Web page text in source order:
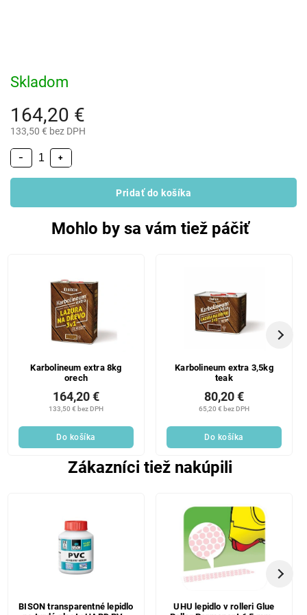
164,20 €
133,50 € bez DPH
Skladom
+
−
Pridať do košíka
Mohlo by sa vám tiež páčiť
Karbolineum extra 8kg
orech
133,50 € bez DPH
164,20 €
Do košíka
Karbolineum extra 3,5kg
teak
65,20 € bez DPH
80,20 €
Do košíka
Zákazníci tiež nakúpili
BISON transparentné lepidlo
UHU lepidlo v rolleri Glue